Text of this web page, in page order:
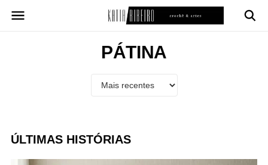
para
PÁTINA
ÚLTIMAS HISTÓRIAS